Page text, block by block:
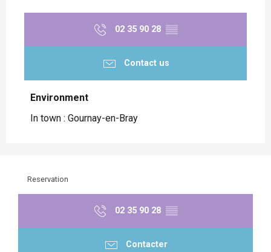
02 35 90 28 ▒▒
Contact us
Environment
Environment
In town : Gournay-en-Bray
Reservation
02 35 90 28 ▒▒
Contacter